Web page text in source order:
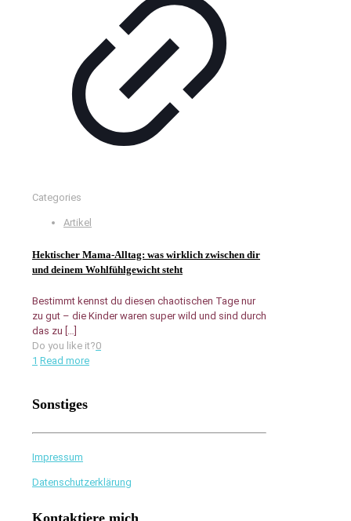
Categories
Artikel
Hektischer Mama-Alltag: was wirklich zwischen dir
und deinem Wohlfühlgewicht steht
Bestimmt kennst du diesen chaotischen Tage nur
zu gut – die Kinder waren super wild und sind durch
das zu […]
Do you like it?0
1 Read more
Sonstiges
Impressum
Datenschutzerklärung